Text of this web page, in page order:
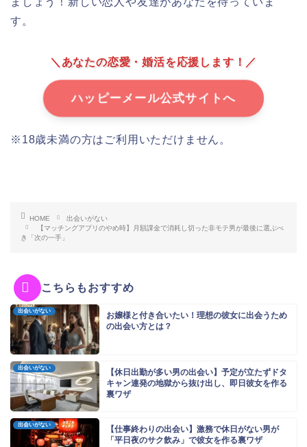
す。
＼あなたの恋愛・婚活を応援します！／
ハッピーメール公式サイトへ
※18歳未満の方はご利用いただけません。
HOME
出会いがない
【マッチングアプリのやめ時】月額課金で消耗し切った非モテ男が最後に選ぶべ
き「次の一手」
こちらもおすすめ
出会いがない
お嬢様と付き合いたい！理想の彼女に出会うため
の出会い方とは？
出会いがない
【休日出勤が多い男の出会い】予定が立たずドタ
キャン連発の地獄から抜け出し、即日彼女を作る
裏ワザ
出会いがない
【仕事終わりの出会い】激務で休日がない男が
「平日夜のサク飲み」で彼女を作る裏ワザ